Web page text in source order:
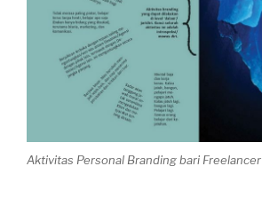
Aktivitas Personal Branding bari Freelancer